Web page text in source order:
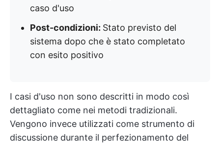
caso d'uso
Post-condizioni: Stato previsto del
sistema dopo che è stato completato
con esito positivo
I casi d'uso non sono descritti in modo così
dettagliato come nei metodi tradizionali.
Vengono invece utilizzati come strumento di
discussione durante il perfezionamento del